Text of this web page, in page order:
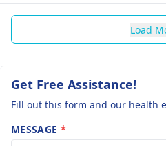
Load
Get Free Assistance!
Fill out this form and our health
MESSAGE *